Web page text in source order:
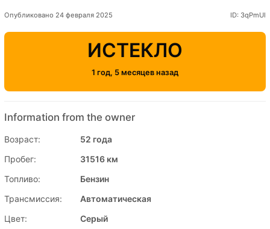
Опубликовано 24 февраля 2025 ID: 3qPmUl
ИСТЕКЛО
1 год, 5 месяцев назад
Information from the owner
Возраст:
52 года
Пробег:
31516 км
Топливо:
Бензин
Трансмиссия:
Автоматическая
Цвет:
Серый